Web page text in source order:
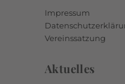
Impressum
Vereinssatzung
Aktuelles